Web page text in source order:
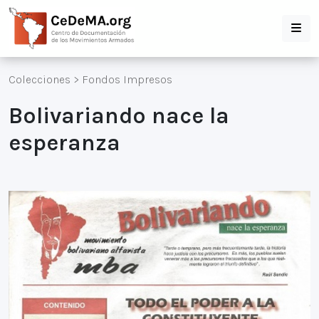
Colecciones > Fondos Impresos
Bolivariando nace la
esperanza